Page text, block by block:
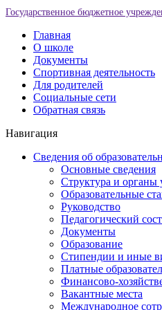
Государственное бюджетное
Главная
О школе
Документы
Спортивная деятельность
Для родителей
Социальные сети
Обратная связь
Навигация
Сведения об
Основные сведения
Структура и органы
Образовательные
Руководство
Педагогический
Документы
Образование
Стипендии и иные
Платные
Финансово-
Вакантные места
Международное